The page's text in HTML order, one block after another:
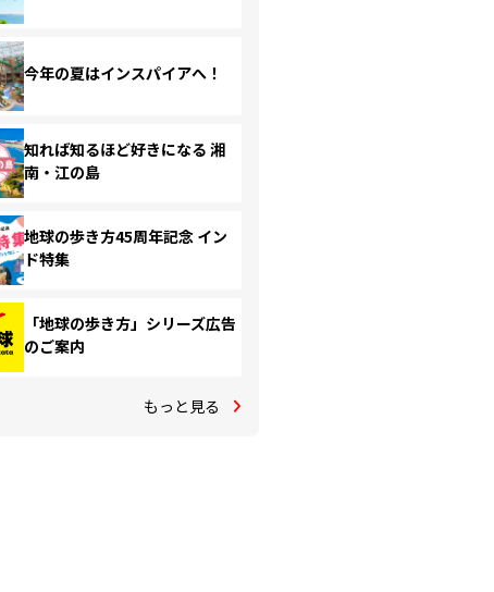
今年の夏はインスパイアへ！
知れば知るほど好きになる 湘
南・江の島
地球の歩き方45周年記念 イン
ド特集
「地球の歩き方」シリーズ広告
のご案内
もっと見る